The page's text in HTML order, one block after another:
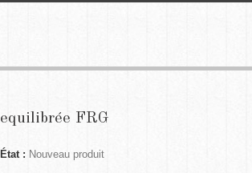
equilibrée FRG
État : Nouveau produit